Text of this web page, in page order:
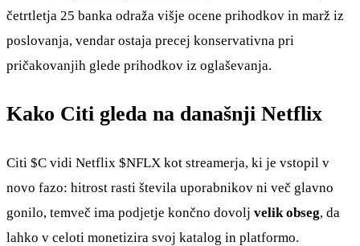
četrtletja 25 banka odraža višje ocene prihodkov in marž iz
poslovanja, vendar ostaja precej konservativna pri
pričakovanjih glede prihodkov iz oglaševanja.
Kako Citi gleda na današnji Netflix
Citi $C vidi Netflix $NFLX kot streamerja, ki je vstopil v
novo fazo: hitrost rasti števila uporabnikov ni več glavno
gonilo, temveč ima podjetje končno dovolj velik obseg, da
lahko v celoti monetizira svoj katalog in platformo.